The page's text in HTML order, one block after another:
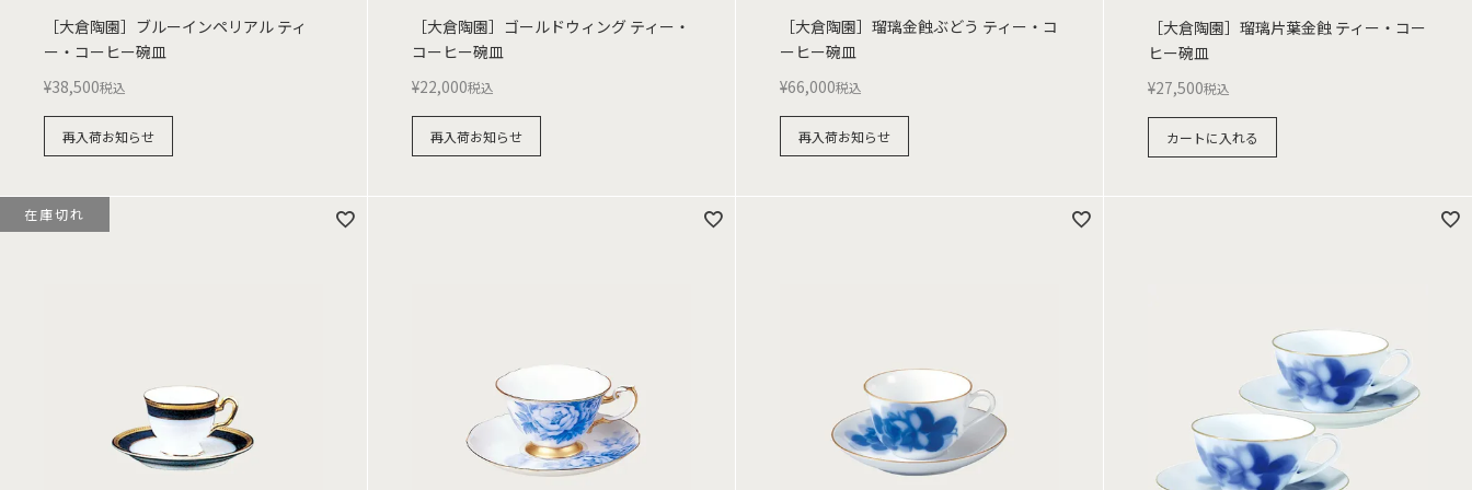
［大倉陶園］ブルーインペリアル ティ
ー・コーヒー碗皿
¥38,500税込
再入荷お知らせ
［大倉陶園］ゴールドウィング ティー・
コーヒー碗皿
¥22,000税込
再入荷お知らせ
［大倉陶園］瑠璃金蝕ぶどう ティー・コ
ーヒー碗皿
¥66,000税込
再入荷お知らせ
［大倉陶園］瑠璃片葉金蝕 ティー・コー
ヒー碗皿
¥27,500税込
カートに入れる
在庫切れ